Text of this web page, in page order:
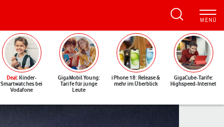
Deal: Kinder-
Smartwatches bei
Vodafone
GigaMobil Young:
Tarife für junge
Leute
iPhone 18: Release &
mehr im Überblick
GigaCube-Tarife:
Highspeed-Internet